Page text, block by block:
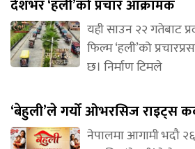
देशभर ‘हली’को प्रचार आक्रामक
यही साउन २२ गतेबाट
फिल्म ‘हली’को
छ। निर्माण टिमले
‘बेहुली’ले गर्यो ओभरसिज राइट्स
नेपालमा आगामी भदौ